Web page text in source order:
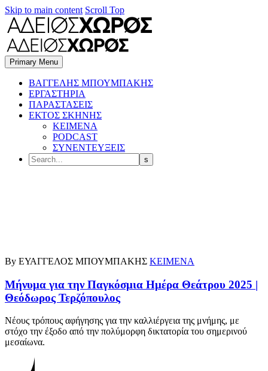
Skip to main content Scroll Top
Primary Menu
BΑΓΓΕΛΗΣ ΜΠΟΥΜΠΑΚΗΣ
ΕΡΓΑΣΤΗΡΙΑ
ΠΑΡΑΣΤΑΣΕΙΣ
ΕΚΤΟΣ ΣΚΗΝΗΣ
ΚΕΙΜΕΝΑ
PODCAST
ΣΥΝΕΝΤΕΥΞΕΙΣ
By ΕΥΑΓΓΕΛΟΣ ΜΠΟΥΜΠΑΚΗΣ ΚΕΙΜΕΝΑ
Μήνυμα για την Παγκόσμια Ημέρα Θεάτρου 2025 |
Θεόδωρος Τερζόπουλος
Nέους τρόπους αφήγησης για την καλλιέργεια της μνήμης, με
στόχο την έξοδο από την πολύμορφη δικτατορία του σημερινού
μεσαίωνα.